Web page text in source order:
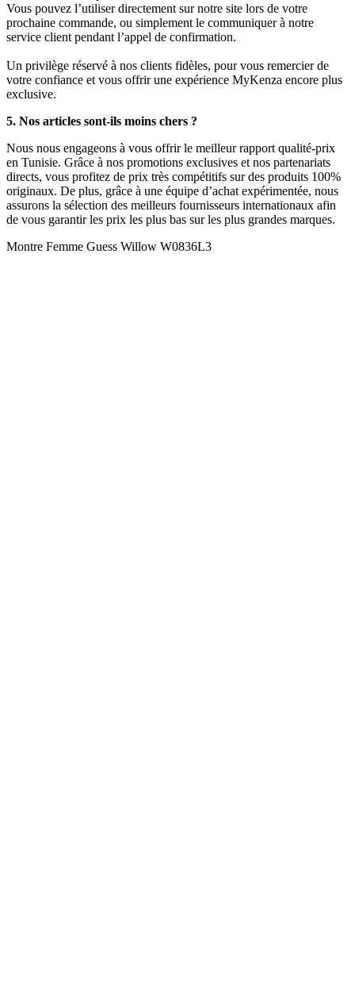
Vous pouvez l’utiliser directement sur notre site lors de votre
prochaine commande, ou simplement le communiquer à notre
service client pendant l’appel de confirmation.
Un privilège réservé à nos clients fidèles, pour vous remercier de
votre confiance et vous offrir une expérience MyKenza encore plus
exclusive.
5. Nos articles sont-ils moins chers ?
Nous nous engageons à vous offrir le meilleur rapport qualité-prix
en Tunisie. Grâce à nos promotions exclusives et nos partenariats
directs, vous profitez de prix très compétitifs sur des produits 100%
originaux. De plus, grâce à une équipe d’achat expérimentée, nous
assurons la sélection des meilleurs fournisseurs internationaux afin
de vous garantir les prix les plus bas sur les plus grandes marques.
Montre Femme Guess Willow W0836L3